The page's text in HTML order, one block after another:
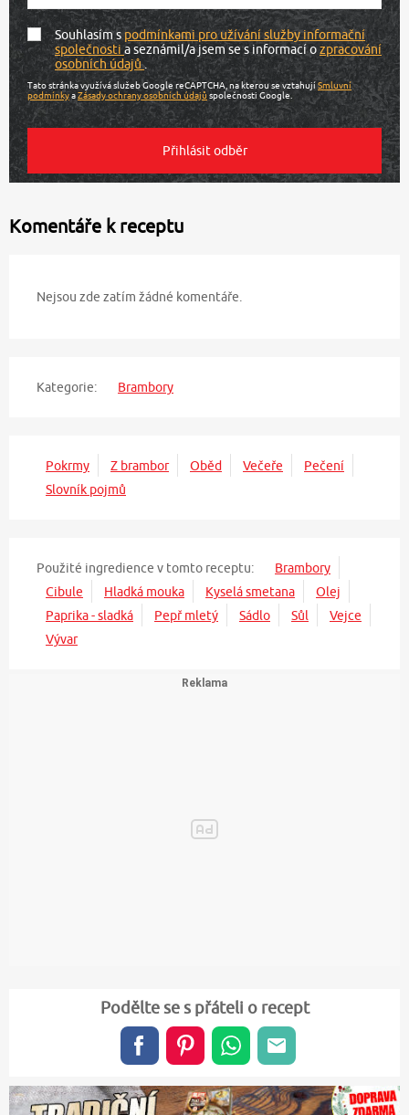
Souhlasím spodmínkami pro užívání služby informační
společnostia seznámil/a jsem se s informací ozpracování
osobních údajů.
Tato stránka využívá služeb Google reCAPTCHA, na kterou se vztahujíSmluvní
podmínkyaZásady ochrany osobních údajů společnosti Google.
Komentáře k receptu
Nejsou zde zatím žádné komentáře.
Kategorie: Brambory
Pokrmy Z brambor Oběd Večeře
Pečení
Slovník pojmů
Použité ingredience v tomto receptu:
Brambory
Cibule
Hladká mouka Kyselá smetana
Olej
Paprika - sladká
Pepř mletý Sádlo Sůl
Vejce
Vývar
Podělte se s přáteli o recept